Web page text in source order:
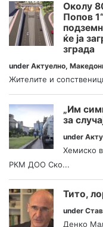
Околу
Попов
ќе ја
зграда
under Актуелно,
Жителите и
„Им
за
under
Хемиско
РКМ ДОО Ско...
Тито,
under Став
Денко